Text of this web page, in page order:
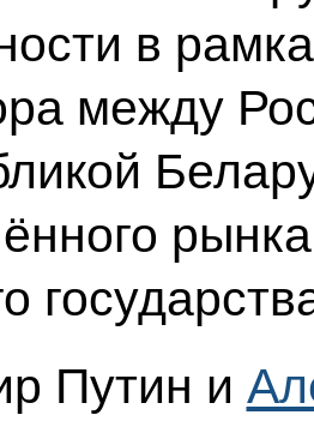
в
между
Путин и